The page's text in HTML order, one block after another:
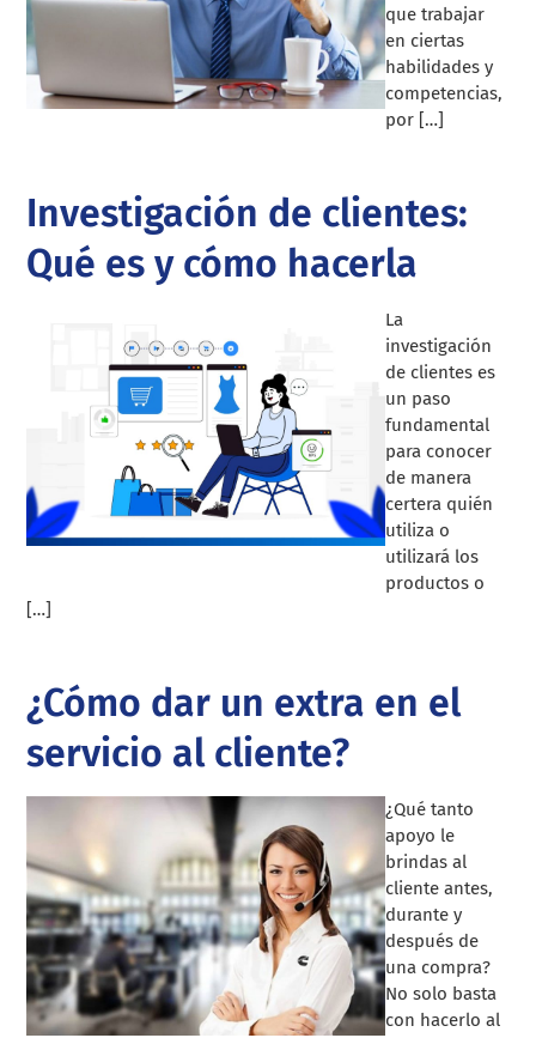
que trabajar
en ciertas
habilidades y
competencias,
por […]
Investigación de clientes:
Qué es y cómo hacerla
La
investigación
de clientes es
un paso
fundamental
para conocer
de manera
certera quién
utiliza o
utilizará los
productos o
[…]
¿Cómo dar un extra en el
servicio al cliente?
¿Qué tanto
apoyo le
brindas al
cliente antes,
durante y
después de
una compra?
No solo basta
con hacerlo al